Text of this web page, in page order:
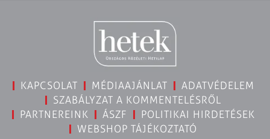
KAPCSOLAT MÉDIAAJÁNLAT
ADATVÉDELEM
SZABÁLYZAT A KOMMENTELÉSRŐL
PARTNEREINK
ÁSZF
POLITIKAI HIRDETÉSEK
WEBSHOP TÁJÉKOZTATÓ